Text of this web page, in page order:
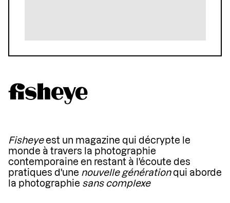
Fisheyeest un magazine qui décrypte le
monde à travers la photographie
contemporaine en restant à l'écoute des
pratiques d'une nouvelle générationqui aborde
la photographie sans complexe